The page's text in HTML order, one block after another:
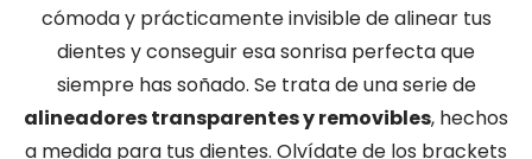
cómoda y prácticamente invisible de alinear tus
dientes y conseguir esa sonrisa perfecta que
siempre has soñado. Se trata de una serie de
alineadores transparentes y removibles, hechos
a medida para tus dientes. Olvídate de los brackets